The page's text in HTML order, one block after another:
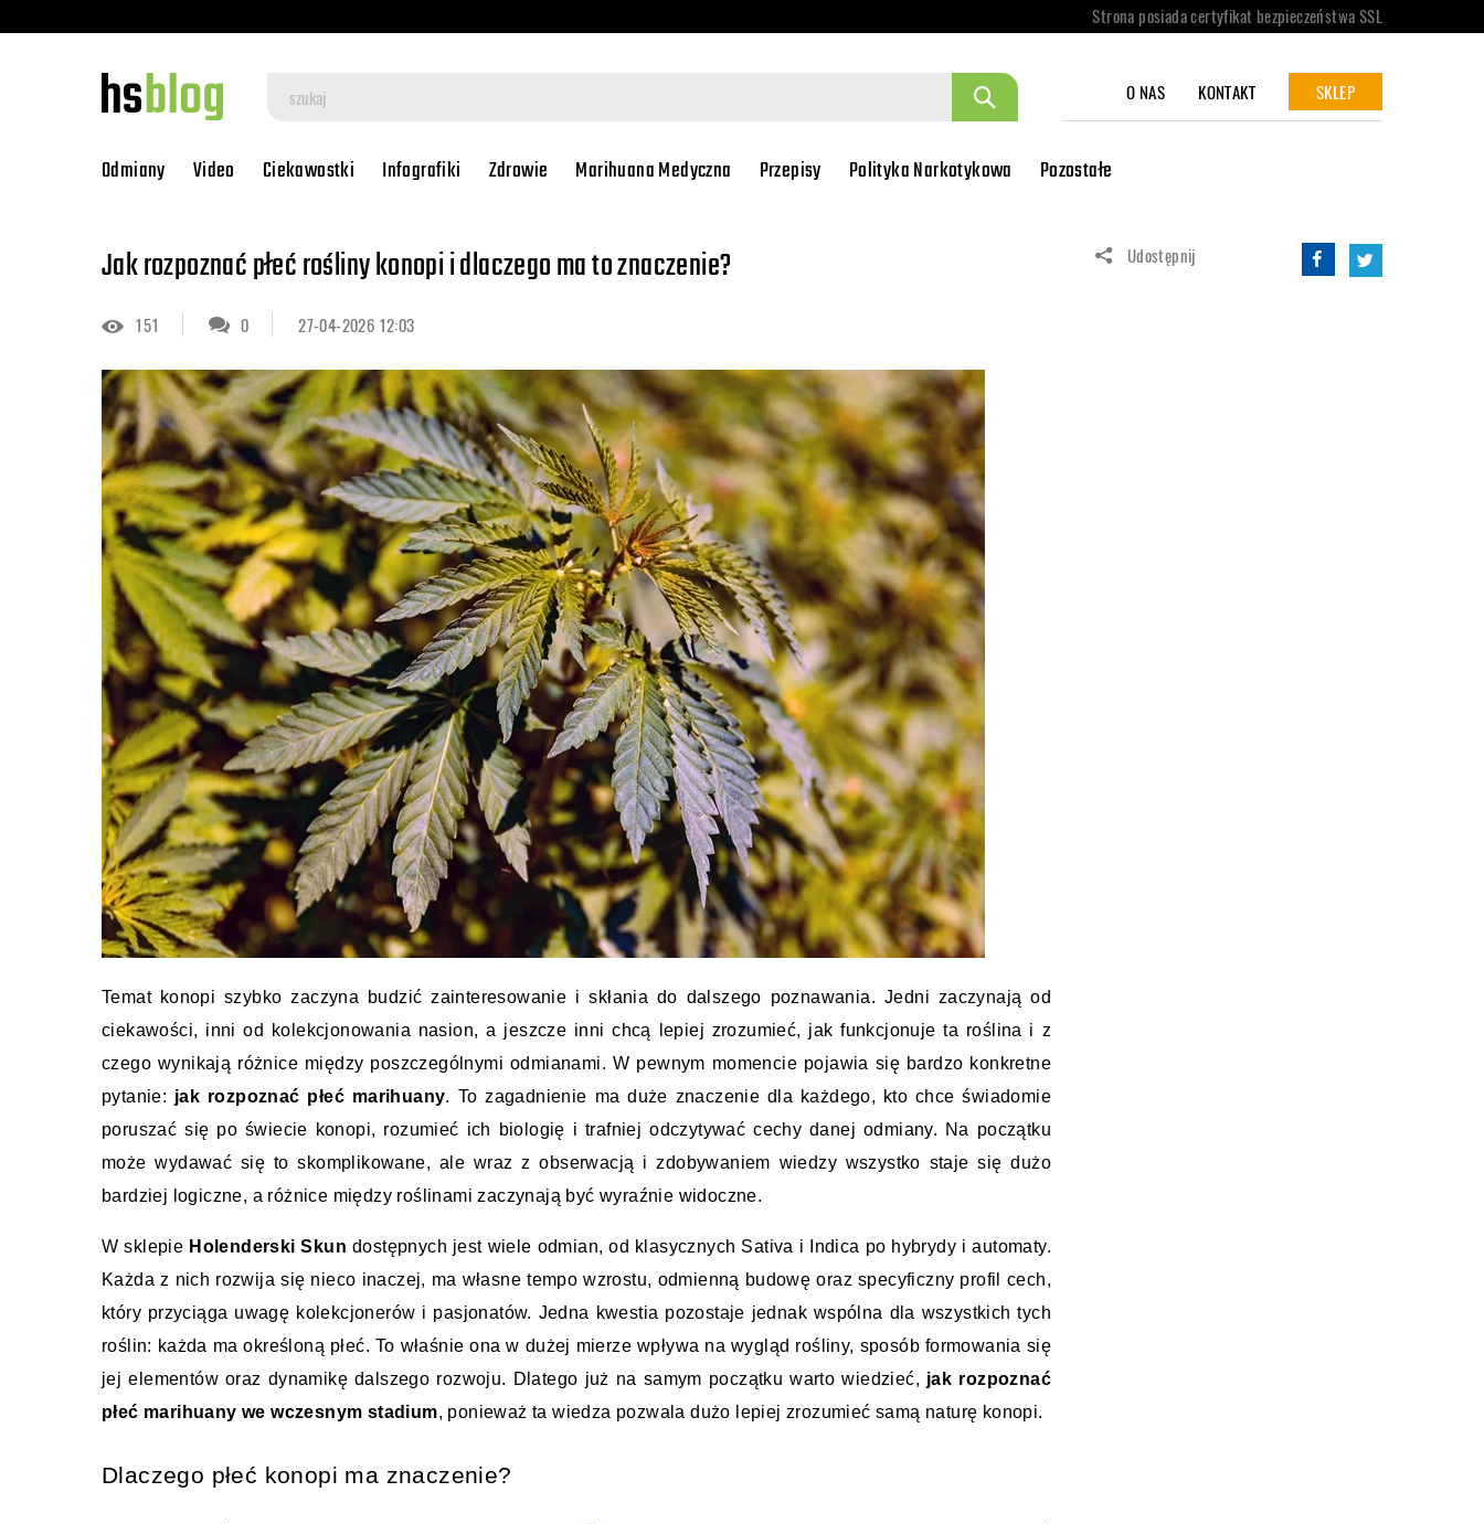
Strona posiada certyfikat bezpieczeństwa SSL
O NAS KONTAKT SKLEP
Odmiany Video Ciekawostki Infografiki Zdrowie Marihuana Medyczna Przepisy Polityka Narkotykowa Pozostałe
Udostępnij
Jak rozpoznać płeć rośliny konopi i dlaczego ma to znaczenie?
151 0 27-04-2026 12:03
Temat konopi szybko zaczyna budzić zainteresowanie i skłania do dalszego poznawania. Jedni zaczynają od
ciekawości, inni od kolekcjonowania nasion, a jeszcze inni chcą lepiej zrozumieć, jak funkcjonuje ta roślina i z
czego wynikają różnice między poszczególnymi odmianami. W pewnym momencie pojawia się bardzo konkretne
pytanie: jak rozpoznać płeć marihuany. To zagadnienie ma duże znaczenie dla każdego, kto chce świadomie
poruszać się po świecie konopi, rozumieć ich biologię i trafniej odczytywać cechy danej odmiany. Na początku
może wydawać się to skomplikowane, ale wraz z obserwacją i zdobywaniem wiedzy wszystko staje się dużo
bardziej logiczne, a różnice między roślinami zaczynają być wyraźnie widoczne.
W sklepie Holenderski Skun dostępnych jest wiele odmian, od klasycznych Sativa i Indica po hybrydy i automaty.
Każda z nich rozwija się nieco inaczej, ma własne tempo wzrostu, odmienną budowę oraz specyficzny profil cech,
który przyciąga uwagę kolekcjonerów i pasjonatów. Jedna kwestia pozostaje jednak wspólna dla wszystkich tych
roślin: każda ma określoną płeć. To właśnie ona w dużej mierze wpływa na wygląd rośliny, sposób formowania się
jej elementów oraz dynamikę dalszego rozwoju. Dlatego już na samym początku warto wiedzieć, jak rozpoznać
płeć marihuany we wczesnym stadium, ponieważ ta wiedza pozwala dużo lepiej zrozumieć samą naturę konopi.
Dlaczego płeć konopi ma znaczenie?